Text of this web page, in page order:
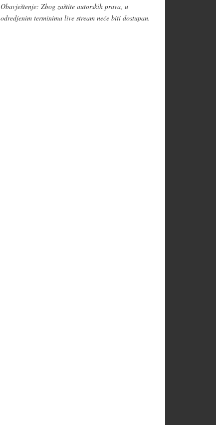
Obavještenje: Zbog zaštite autorskih prava, u
odredjenim terminima live stream neće biti dostupan.